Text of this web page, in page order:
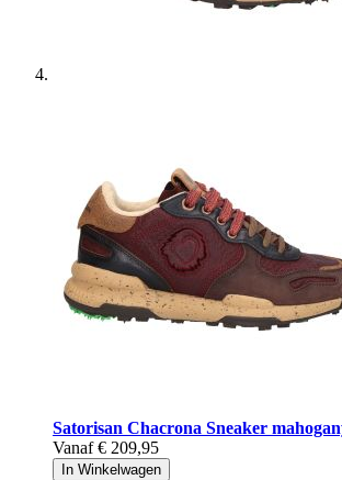
Satorisan Chacrona Sneaker
Vanaf € 209,95
In Winkelwagen